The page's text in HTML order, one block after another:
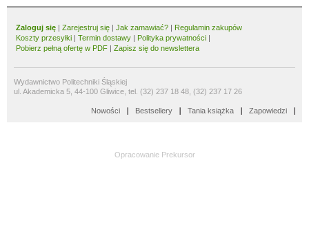
Zaloguj się | Zarejestruj się | Jak zamawiać? | Regulamin zakupów
Koszty przesyłki | Termin dostawy | Polityka prywatności |
Pobierz pełną ofertę w PDF | Zapisz się do newslettera
Wydawnictwo Politechniki Śląskiej
ul. Akademicka 5, 44-100 Gliwice, tel. (32) 237 18 48, (32) 237 17 26
Nowości Bestsellery Tania książka Zapowiedzi
Opracowanie Prekursor